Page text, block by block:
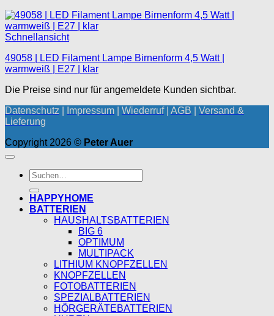
Schnellansicht
49058 | LED Filament Lampe Birnenform 4,5 Watt |
warmweiß | E27 | klar
Die Preise sind nur für angemeldete Kunden sichtbar.
Datenschutz
Impressum Wiederruf| AGB
Versand &
Lieferung
Copyright 2026 © Peter Auer
Suchen
nach:
HAPPYHOME
BATTERIEN
HAUSHALTSBATTERIEN
BIG 6
OPTIMUM
MULTIPACK
LITHIUM KNOPFZELLEN
KNOPFZELLEN
FOTOBATTERIEN
SPEZIALBATTERIEN
HÖRGERÄTEBATTERIEN